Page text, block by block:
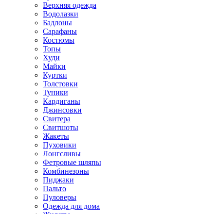
Верхняя одежда
Водолазки
Бадлоны
Сарафаны
Костюмы
Топы
Худи
Майки
Куртки
Толстовки
Туники
Кардиганы
Джинсовки
Свитера
Свитшоты
Жакеты
Пуховики
Лонгсливы
Фетровые шляпы
Комбинезоны
Пиджаки
Пальто
Пуловеры
Одежда для дома